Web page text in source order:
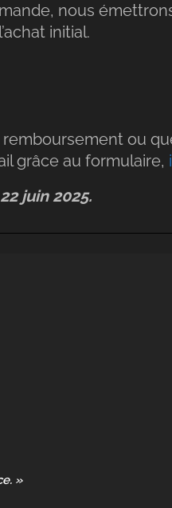
nous
initial.
ou
grâce au formulaire,
juin 2025.
»